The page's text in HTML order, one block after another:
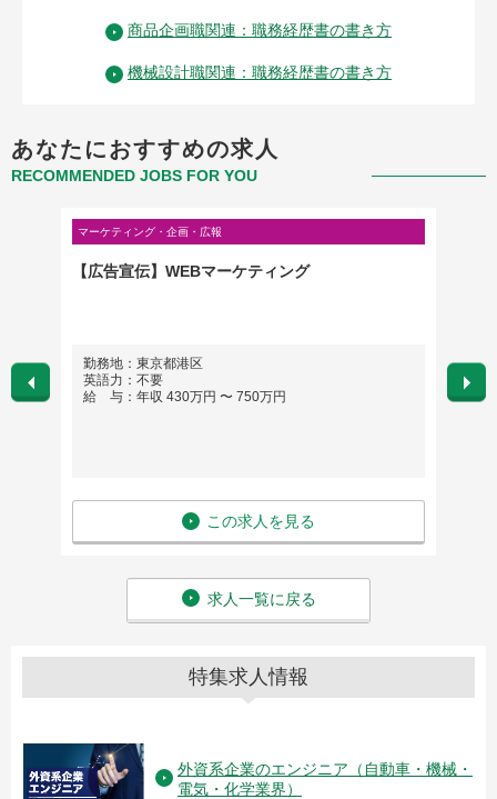
商品企画職関連：職務経歴書の書き方
機械設計職関連：職務経歴書の書き方
あなたにおすすめの求人
RECOMMENDED JOBS FOR YOU
しく
マーケティング・企画・広報
【広告宣伝】WEBマーケティング
勤務地：東京都港区
英語力：不要
給 与：年収 430万円 〜 750万円
この求人を見る
勤務
英語
給
求人一覧に戻る
特集求人情報
外資系企業のエンジニア（自動車・機械・
電気・化学業界）